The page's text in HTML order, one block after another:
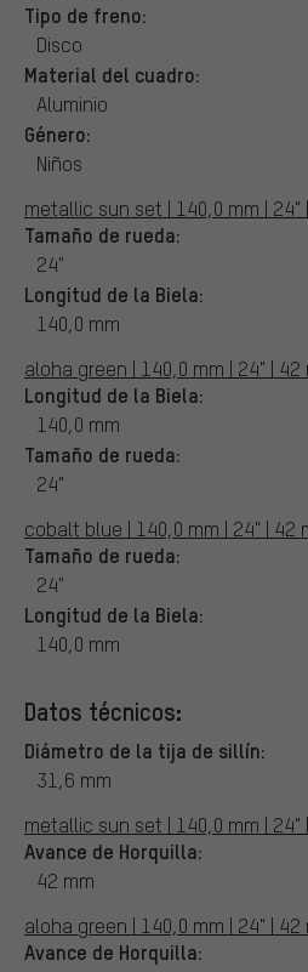
Tipo de freno:
Disco
Material del cuadro:
Aluminio
Género:
Niños
metallic sun set | 140,0 mm | 24"
Tamaño de rueda:
24"
Longitud de la Biela:
140,0 mm
aloha green | 140,0 mm | 24" | 42
Longitud de la Biela:
140,0 mm
Tamaño de rueda:
24"
cobalt blue | 140,0 mm | 24" | 42
Tamaño de rueda:
24"
Longitud de la Biela:
140,0 mm
Datos técnicos:
Diámetro de la tija de sillín:
31,6 mm
metallic sun set | 140,0 mm | 24"
Avance de Horquilla:
42 mm
aloha green | 140,0 mm | 24" | 42
Avance de Horquilla: